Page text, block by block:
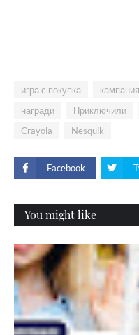
игра с покупка кампания
награди
Приключили
Crayola
Nesquik
Facebook
You might like